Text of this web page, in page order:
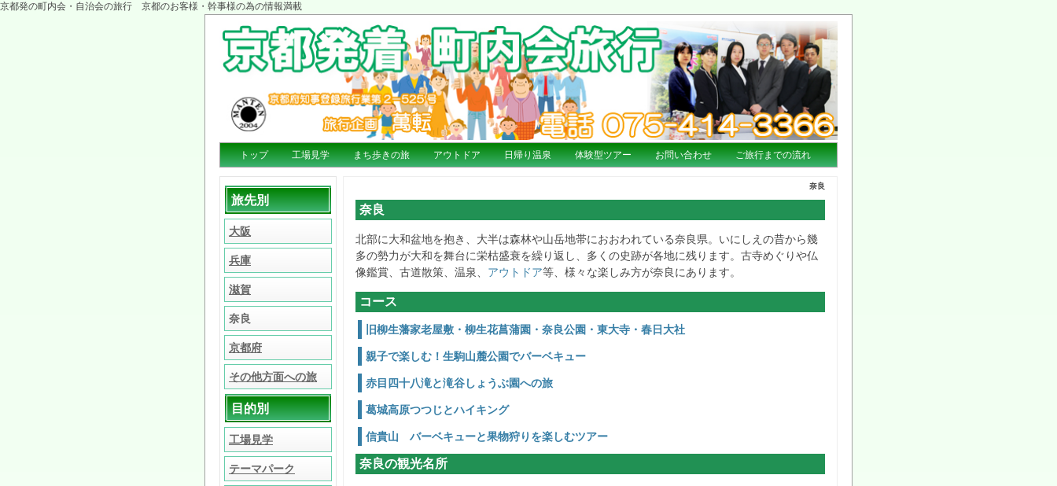
京都発の町内会・自治会の旅行 京都のお客様・幹事様の為の情報満載
トップ 工場見学 まち歩きの旅 アウトドア 日帰り温泉 体験型ツアー お問い合わせ ご旅行までの流れ
奈良
奈良
北部に大和盆地を抱き、大半は森林や山岳地帯におおわれている奈良県。いにしえの昔から幾
多の勢力が大和を舞台に栄枯盛衰を繰り返し、多くの史跡が各地に残ります。古寺めぐりや仏
像鑑賞、古道散策、温泉、 アウトドア等、様々な楽しみ方が奈良にあります。
コース
旧柳生藩家老屋敷・柳生花菖蒲園・奈良公園・東大寺・春日大社
親子で楽しむ！生駒山麓公園でバーベキュー
赤目四十八滝と滝谷しょうぶ園への旅
葛城高原つつじとハイキング
信貴山 バーベキューと果物狩りを楽しむツアー
奈良の観光名所
旅先別
大阪
兵庫
滋賀
奈良
京都府
その他方面への旅
目的別
工場見学
テーマパーク